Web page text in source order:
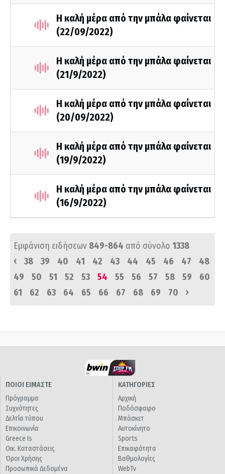
Η καλή μέρα από την μπάλα φαίνεται
(22/09/2022)
Η καλή μέρα από την μπάλα φαίνεται
(21/9/2022)
Η καλή μέρα από την μπάλα φαίνεται
(20/09/2022)
Η καλή μέρα από την μπάλα φαίνεται
(19/9/2022)
Η καλή μέρα από την μπάλα φαίνεται
(16/9/2022)
Εμφάνιση ειδήσεων 849-864 από σύνολο 1338
‹
38 39 40 41 42 43 44 45 46 47
48
49
50 51 52 53 54 55 56 57 58 59
60
61
62 63 64 65 66 67 68 69 70 ›
ΠΟΙΟΙ ΕΙΜΑΣΤΕ
Πρόγραμμα
Συχνότητες
Δελτία τύπου
Επικοινωνία
Greece Is
Οικ. Καταστάσεις
Όροι Χρήσης
Προσωπικά Δεδομένα
ΚΑΤΗΓΟΡΙΕΣ
Αρχική
Ποδόσφαιρο
Μπάσκετ
Αυτοκίνητο
Sports
Επικαιρότητα
Βαθμολογίες
WebTv